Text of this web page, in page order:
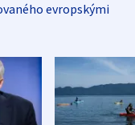
evropskými